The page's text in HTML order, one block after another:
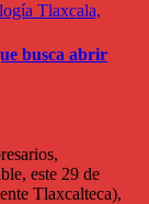
Tlaxcala,
busca abrir
este 29 de
Tlaxcalteca),